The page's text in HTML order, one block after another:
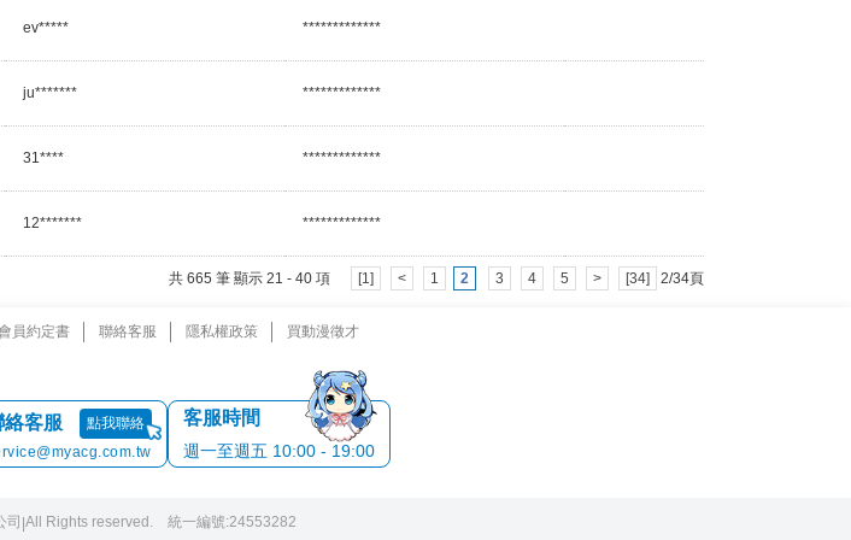
ev***** *************
ju******* *************
31**** *************
12******* *************
共 665 筆 顯示 21 - 40 項 [1] < 1 2 3 4 5 > [34] 2/34頁
員約定書 聯絡客服 隱私權政策 買動漫徵才
絡客服
點我聯絡
客服時間
週一至週五 10:00 - 19:00
司 |All Rights reserved. 統一編號:24553282